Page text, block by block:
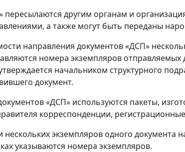
пересылаются другим органам и
а также могут быть переданы
направления документов «ДСП»
номера экземпляров отправляемых
начальником структурного
документ.
«ДСП» используются пакеты,
корреспонденции,
экземпляров одного документа
указываются номера экземпляров.